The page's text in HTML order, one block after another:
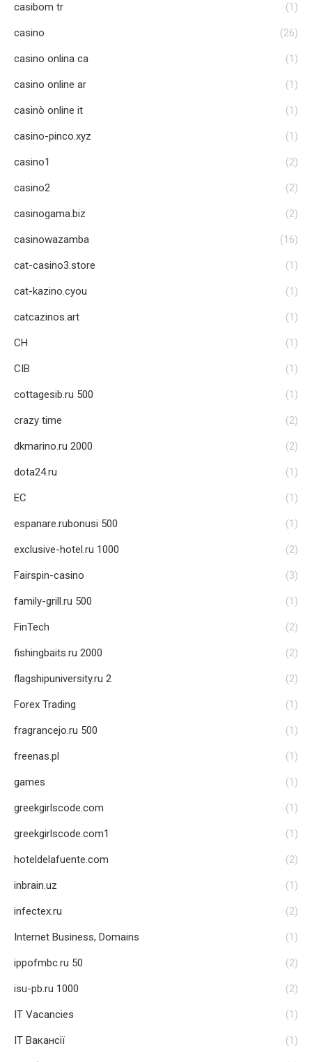
casibom tr (1)
casino (26)
casino onlina ca (1)
casino online ar (1)
casinò online it (1)
casino-pinco.xyz (1)
casino1 (2)
casino2 (2)
casinogama.biz (2)
casinowazamba (16)
cat-casino3.store (1)
cat-kazino.cyou (1)
catcazinos.art (1)
CH (1)
CIB (1)
cottagesib.ru 500 (1)
crazy time (2)
dkmarino.ru 2000 (2)
dota24.ru (1)
EC (1)
espanare.rubonusi 500 (1)
exclusive-hotel.ru 1000 (2)
Fairspin-casino (3)
family-grill.ru 500 (1)
FinTech (2)
fishingbaits.ru 2000 (2)
flagshipuniversity.ru 2 (2)
Forex Trading (1)
fragrancejo.ru 500 (1)
freenas.pl (1)
games (1)
greekgirlscode.com (1)
greekgirlscode.com1 (1)
hoteldelafuente.com (2)
inbrain.uz (1)
infectex.ru (2)
Internet Business, Domains (1)
ippofmbc.ru 50 (2)
isu-pb.ru 1000 (2)
IT Vacancies (1)
IT Вакансії (1)